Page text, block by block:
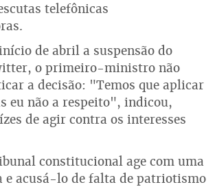
telefônicas
de abril a suspensão do
o primeiro-ministro não
a decisão: "Temos que aplicar
eu não a respeito", indicou,
de agir contra os interesses
constitucional age com uma
e acusá-lo de falta de patriotismo